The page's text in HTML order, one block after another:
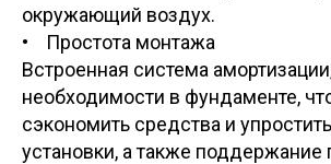
окружающий воздух.
• Простота монтажа
Встроенная система
необходимости в фундаменте,
сэкономить средства и
установки, а также поддержание